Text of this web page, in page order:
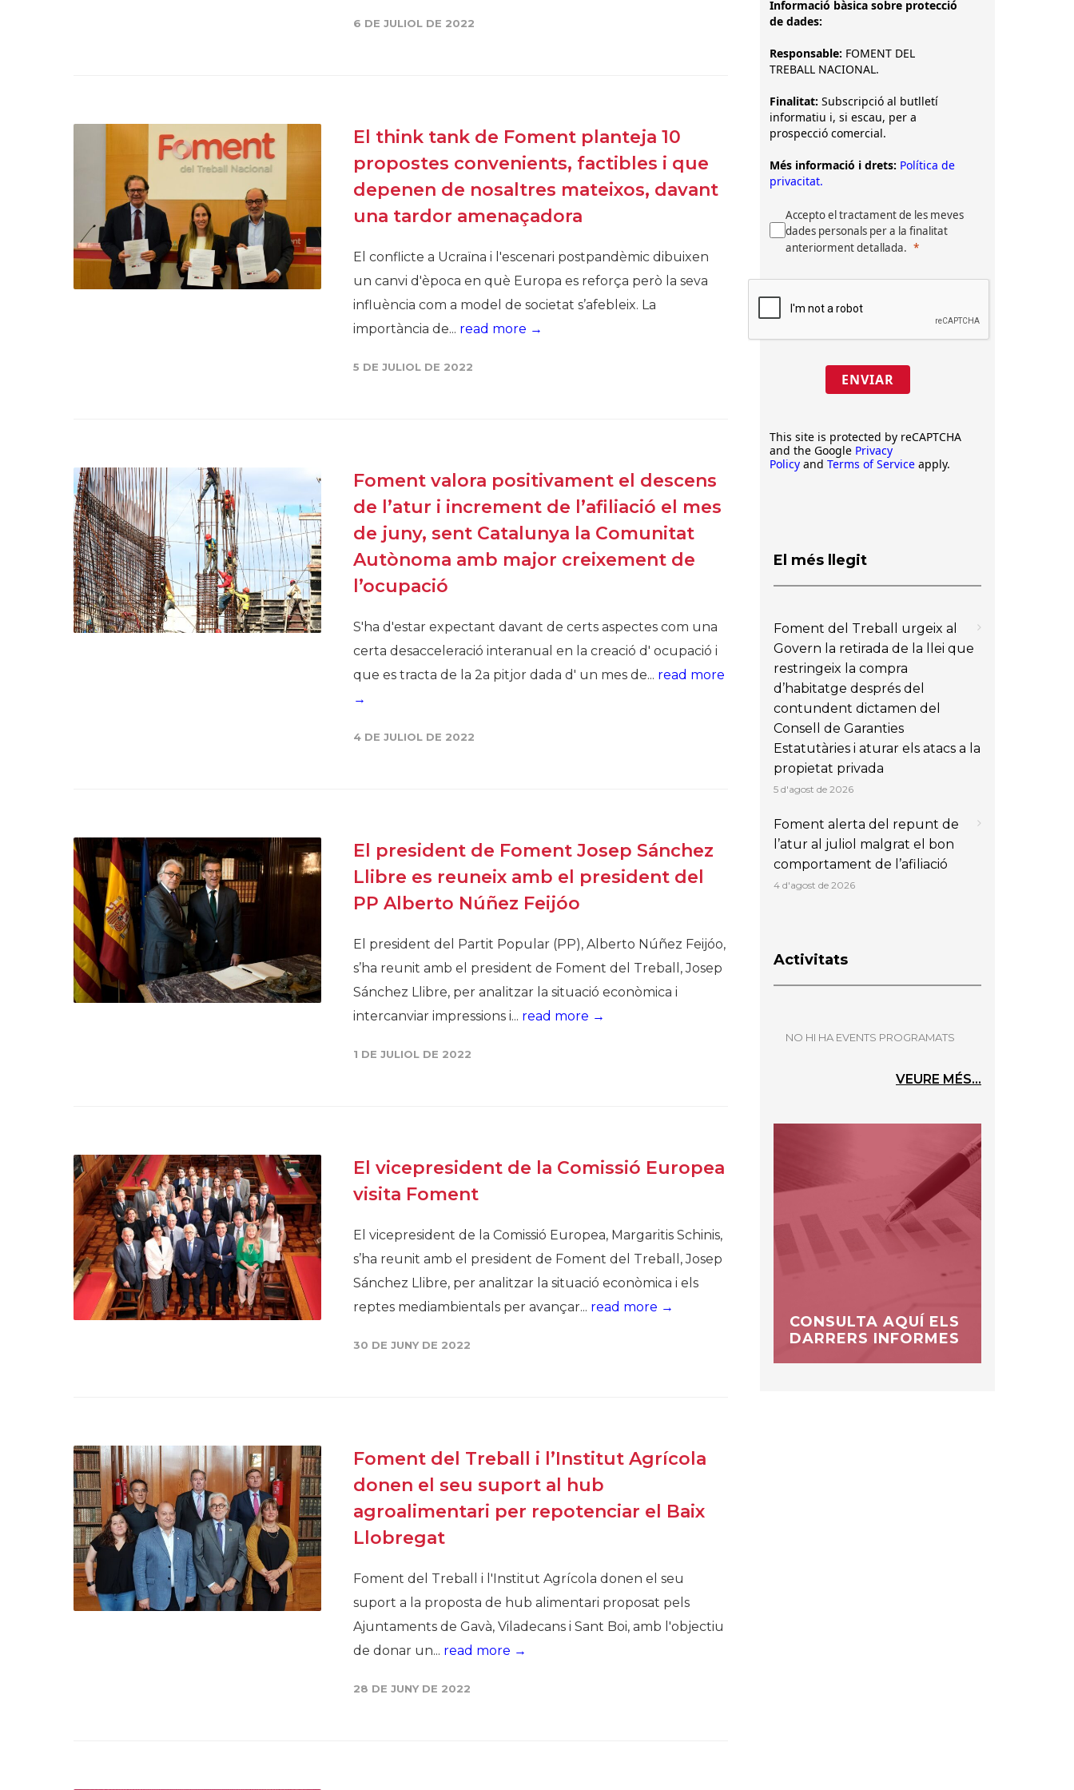
6 DE JULIOL DE 2022
El think tank de Foment planteja 10
propostes convenients, factibles i que
depenen de nosaltres mateixos, davant
una tardor amenaçadora
El conflicte a Ucraïna i l'escenari postpandèmic dibuixen
un canvi d'època en què Europa es reforça però la seva
influència com a model de societat s’afebleix. La
importància de... read more →
5 DE JULIOL DE 2022
Foment valora positivament el descens
de l’atur i increment de l’afiliació el mes
de juny, sent Catalunya la Comunitat
Autònoma amb major creixement de
l’ocupació
S'ha d'estar expectant davant de certs aspectes com una
certa desacceleració interanual en la creació d' ocupació i
que es tracta de la 2a pitjor dada d' un mes de... read more
→
4 DE JULIOL DE 2022
El president de Foment Josep Sánchez
Llibre es reuneix amb el president del
PP Alberto Núñez Feijóo
El president del Partit Popular (PP), Alberto Núñez Feijóo,
s’ha reunit amb el president de Foment del Treball, Josep
Sánchez Llibre, per analitzar la situació econòmica i
intercanviar impressions i... read more →
1 DE JULIOL DE 2022
El vicepresident de la Comissió Europea
visita Foment
El vicepresident de la Comissió Europea, Margaritis Schinis,
s’ha reunit amb el president de Foment del Treball, Josep
Sánchez Llibre, per analitzar la situació econòmica i els
reptes mediambientals per avançar... read more →
30 DE JUNY DE 2022
Foment del Treball i l’Institut Agrícola
donen el seu suport al hub
agroalimentari per repotenciar el Baix
Llobregat
Foment del Treball i l'Institut Agrícola donen el seu
suport a la proposta de hub alimentari proposat pels
Ajuntaments de Gavà, Viladecans i Sant Boi, amb l'objectiu
de donar un... read more →
28 DE JUNY DE 2022
Informació bàsica sobre protecció
de dades:
Responsable: FOMENT DEL
TREBALL NACIONAL.
Finalitat: Subscripció al butlletí
informatiu i, si escau, per a
prospecció comercial.
Més informació i drets: Política de
privacitat.
Accepto el tractament de les meves
dades personals per a la finalitat
anteriorment detallada.
ENVIAR
This site is protected by reCAPTCHA
and the Google Privacy
Policy and Terms of Service apply.
El més llegit
Foment del Treball urgeix al
Govern la retirada de la llei que
restringeix la compra
d’habitatge després del
contundent dictamen del
Consell de Garanties
Estatutàries i aturar els atacs a la
propietat privada
5 d'agost de 2026
Foment alerta del repunt de
l’atur al juliol malgrat el bon
comportament de l’afiliació
4 d'agost de 2026
Activitats
NO HI HA EVENTS PROGRAMATS
VEURE MÉS...
CONSULTA AQUÍ ELS
DARRERS INFORMES